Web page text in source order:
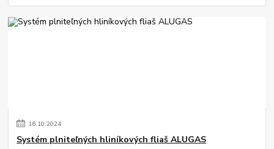
16.10.2024
Systém plniteľných hliníkových fliaš ALUGAS